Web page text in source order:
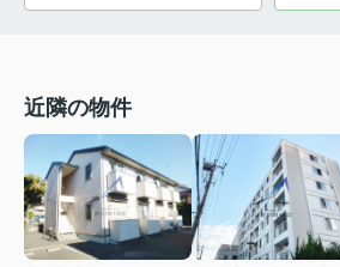
近隣の物件